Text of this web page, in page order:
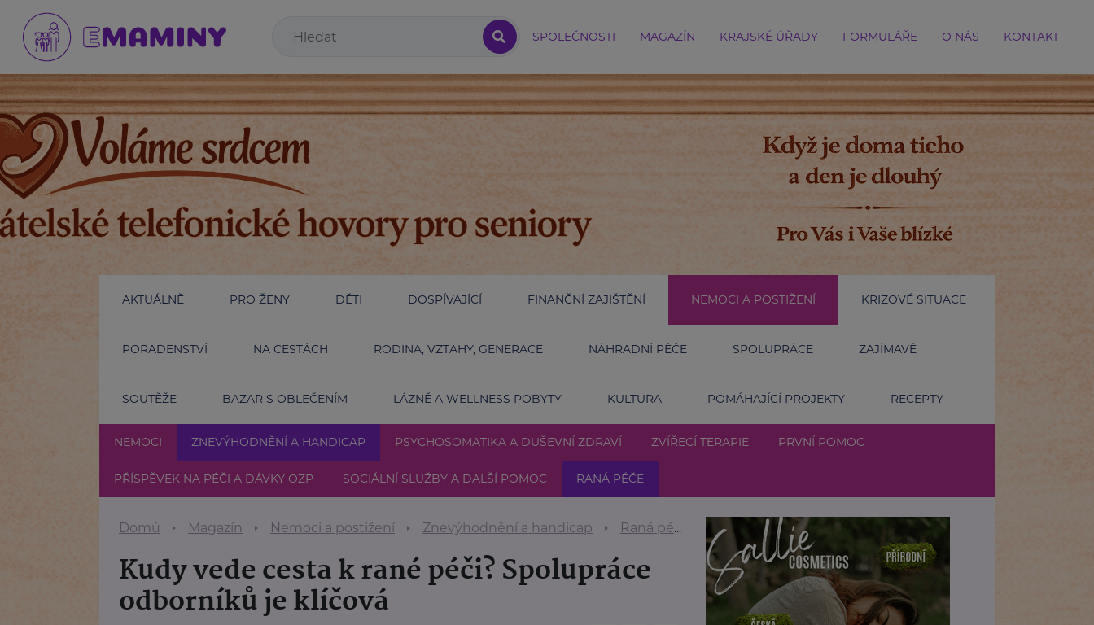
SPOLEČNOSTI MAGAZÍN KRAJSKÉ ÚŘADY FORMULÁŘE O NÁS KONTAKT
AKTUÁLNĚ PRO ŽENY DĚTI DOSPÍVAJÍCÍ FINANČNÍ ZAJIŠTĚNÍ NEMOCI A POSTIŽENÍ KRIZOVÉ SITUACE
PORADENSTVÍ NA CESTÁCH RODINA, VZTAHY, GENERACE NÁHRADNÍ PÉČE SPOLUPRÁCE ZAJÍMAVÉ
SOUTĚŽE BAZAR S OBLEČENÍM LÁZNĚ A WELLNESS POBYTY KULTURA POMÁHAJÍCÍ PROJEKTY RECEPTY
NEMOCI ZNEVÝHODNĚNÍ A HANDICAP PSYCHOSOMATIKA A DUŠEVNÍ ZDRAVÍ ZVÍŘECÍ TERAPIE PRVNÍ POMOC
PŘÍSPĚVEK NA PÉČI A DÁVKY OZP SOCIÁLNÍ SLUŽBY A DALŠÍ POMOC RANÁ PÉČE
Domů Magazín Nemoci a postižení Znevýhodnění a handicap Raná péče Kudy vede cesta k rané péči? Spolupráce odborníků je
Kudy vede cesta k rané péči? Spolupráce
odborníků je klíčová